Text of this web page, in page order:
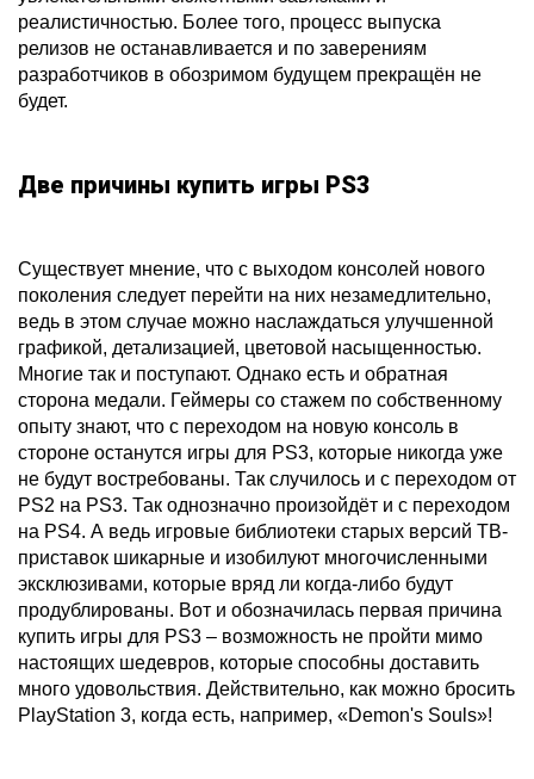
реалистичностью. Более того, процесс выпуска
релизов не останавливается и по заверениям
разработчиков в обозримом будущем прекращён не
будет.
Две причины купить игры PS3
Существует мнение, что с выходом консолей нового
поколения следует перейти на них незамедлительно,
ведь в этом случае можно наслаждаться улучшенной
графикой, детализацией, цветовой насыщенностью.
Многие так и поступают. Однако есть и обратная
сторона медали. Геймеры со стажем по собственному
опыту знают, что с переходом на новую консоль в
стороне останутся игры для PS3, которые никогда уже
не будут востребованы. Так случилось и с переходом от
PS2 на PS3. Так однозначно произойдёт и с переходом
на PS4. А ведь игровые библиотеки старых версий ТВ-
приставок шикарные и изобилуют многочисленными
эксклюзивами, которые вряд ли когда-либо будут
продублированы. Вот и обозначилась первая причина
купить игры для PS3 – возможность не пройти мимо
настоящих шедевров, которые способны доставить
много удовольствия. Действительно, как можно бросить
PlayStation 3, когда есть, например, «Demon's Souls»!